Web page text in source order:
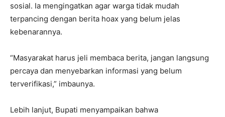
sosial. Ia mengingatkan agar warga tidak mudah
terpancing dengan berita hoax yang belum jelas
kebenarannya.
“Masyarakat harus jeli membaca berita, jangan langsung
percaya dan menyebarkan informasi yang belum
terverifikasi,” imbaunya.
Lebih lanjut, Bupati menyampaikan bahwa